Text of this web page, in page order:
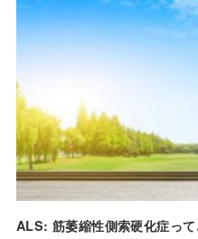
ALS: 筋萎縮性側索硬化症って